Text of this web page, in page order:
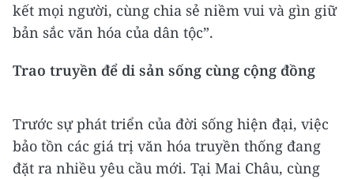
kết mọi người, cùng chia sẻ niềm vui và gìn giữ
bản sắc văn hóa của dân tộc”.
Trao truyền để di sản sống cùng cộng đồng
Trước sự phát triển của đời sống hiện đại, việc
bảo tồn các giá trị văn hóa truyền thống đang
đặt ra nhiều yêu cầu mới. Tại Mai Châu, cùng